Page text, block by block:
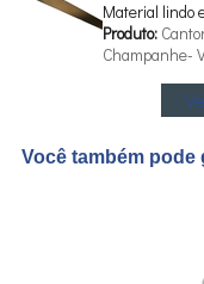
Material lindo
Produto:
Champanhe-
Você também pode